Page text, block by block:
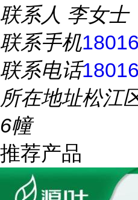
联系人 李女士
联系手机
联系电话
所在地址松江
6幢
推荐产品